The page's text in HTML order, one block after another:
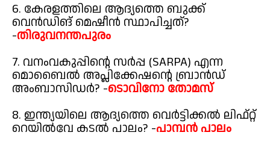
6. കേരളത്തിലെ ആദ്യത്തെ ബുക്ക്
വെൻഡിങ് മെഷീൻ സ്ഥാപിച്ചത്?
-തിരുവനന്തപുരം
7. വനംവകുപ്പിന്റെ സർപ്പ (SARPA) എന്ന
മൊബൈൽ അപ്ലിക്കേഷന്റെ ബ്രാൻഡ്
അംബാസിഡർ? -ടൊവിനോ തോമസ്
8. ഇന്ത്യയിലെ ആദ്യത്തെ വെർട്ടിക്കൽ ലിഫ്റ്റ്
റെയിൽവേ കടൽ പാലം? -പാമ്പൻ പാലം